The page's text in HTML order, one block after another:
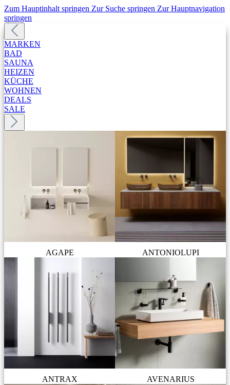
Zum Hauptinhalt springen Zur Suche springen Zur Hauptnavigation
springen
MARKEN
BAD
SAUNA
HEIZEN
KÜCHE
WOHNEN
DEALS
SALE
AGAPE ANTONIOLUPI
ANTRAX AVENARIUS